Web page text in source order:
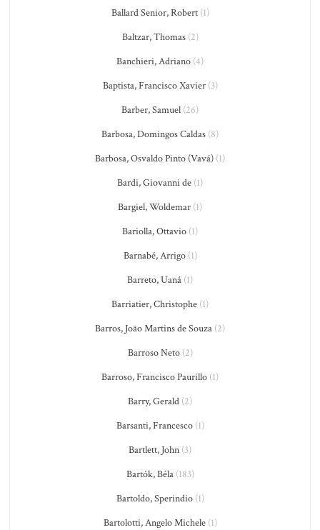
Ballard Senior, Robert(1)
Baltzar, Thomas(2)
Banchieri, Adriano (4)
Baptista, Francisco Xavier(3)
Barber, Samuel (26)
Barbosa, Domingos Caldas (8)
Barbosa, Osvaldo Pinto (Vavá) (1)
Bardi, Giovanni de (1)
Bargiel, Woldemar (1)
Bariolla, Ottavio (1)
Barnabé, Arrigo(1)
Barreto, Uaná (1)
Barriatier, Christophe (1)
Barros, João Martins de Souza (2)
Barroso Neto(2)
Barroso, Francisco Paurillo (1)
Barry, Gerald (2)
Barsanti, Francesco(1)
Bartlett, John (3)
Bartók, Béla(183)
Bartoldo, Sperindio(1)
Bartolotti, Angelo Michele(1)